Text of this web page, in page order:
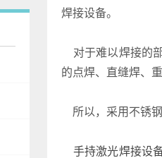
焊接设备。
对于难以焊接的
的点焊、直缝焊、
所以，采用不锈
手持激光焊接设